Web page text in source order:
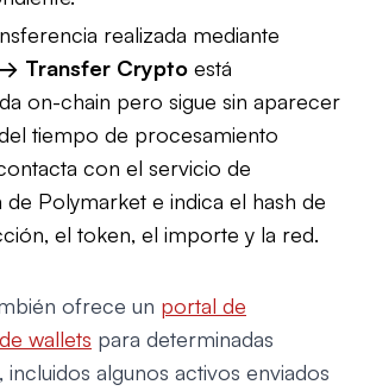
realizada mediante
Transfer Crypto está
on-chain pero sigue sin aparecer
tiempo de procesamiento
con el servicio de
de Polymarket e indica el hash de
el token, el importe y la red.
ofrece un portal de
wallets para determinadas
incluidos algunos activos enviados